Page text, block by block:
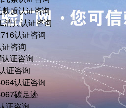
麸质认证咨询
清真认证咨询
认证咨询
咨询
证咨询
证咨询
认证咨询
碳足迹